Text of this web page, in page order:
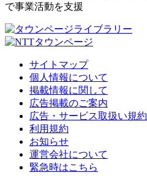
で事業活動を支援
サイトマップ
個人情報について
掲載情報に関して
広告掲載のご案内
広告・サービス取扱い規約
利用規約
お知らせ
運営会社について
緊急時はこちら